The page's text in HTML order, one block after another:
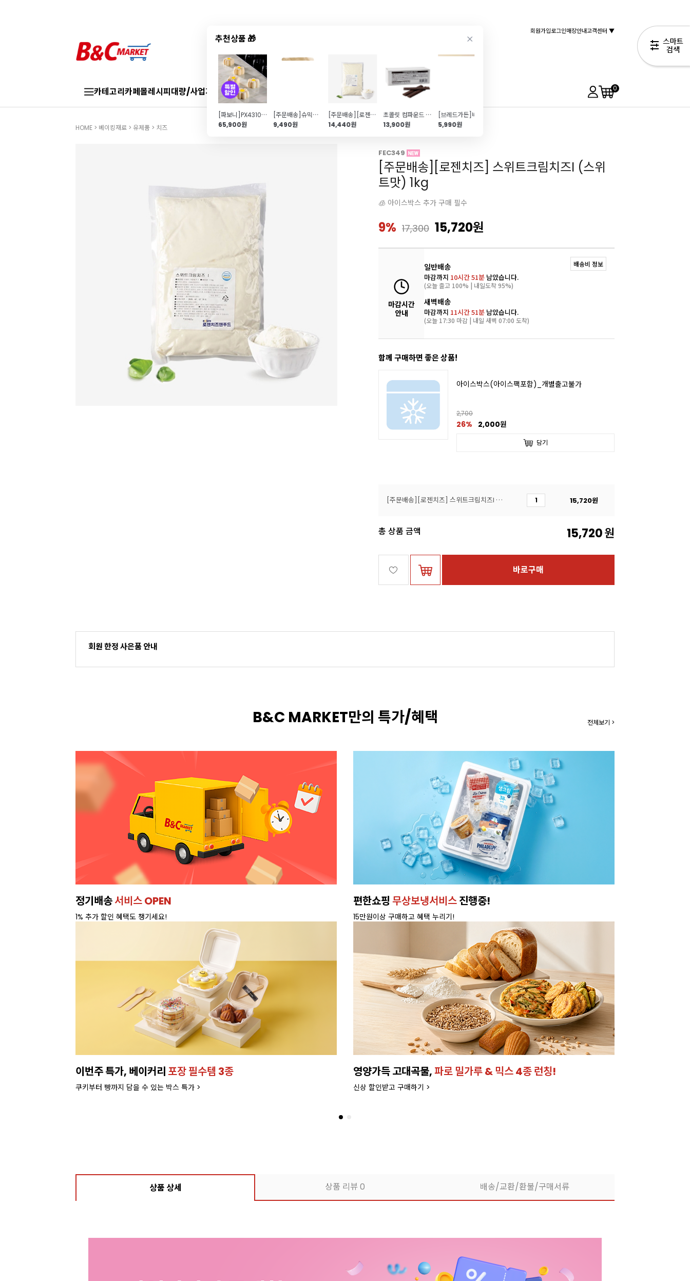
추천상품 🎁
[파보니]PX43101 Margherita 30구(데이지\/20ml\/40×20 h)
65,900원
[주문배송]슈믹스(500g)
9,490원
[주문배송][로젠치즈] 스위트크림치즈 (플레인맛) 1kg
14,440원
초콜릿 컴파운드 스틱 (1kg\/바통브랑제\/카카오 함량 12%)
13,900원
5,990원
회원가입로그인매장안내고객센터 ▼
카테고리카페몰레시피대량/사업자 브랜드샵신상품 0
HOME > 베이킹재료 > 유제품 > 치즈
FEC349
[주문배송][로젠치즈] 스위트크림치즈I (스위
트맛) 1kg
🧊 아이스박스 추가 구매 필수
9% 17,300 15,720원
마감시간
안내
일반배송
마감까지 10시간 51분 남았습니다.
(오늘 출고 100% | 내일도착 95%)
새벽배송
마감까지 11시간 51분 남았습니다.
(오늘 17:30 마감 | 내일 새벽 07:00 도착)
배송비 정보
함께 구매하면 좋은 상품!
아이스박스(아이스팩포함)_개별출고불가
2,700
26% 2,000원
담기
[주문배송][로젠치즈] 스위트크림치즈I (스위트맛) 1kg 15,720원
총 상품 금액 15,720원
바로구매
회원 한정 사은품 안내
B&C MARKET만의 특가/혜택 전체보기 >
이번주 특가, 유지방 35%
온라인 특가로 구매하러 가기 >
새벽배송으로,빠르게 받아보세요.
배달 가능 지역 확인하기>
잘되는 카페의 선택!인기 음료 파우더
라떼부터 스무디까지! 한번에 모아서 보러가기>
버터로 만든프리미엄 케이크 시트
더 좋은 품질과 맛으로 업그레드 되었어요!
상품 상세 상품 리뷰0 배송/교환/환불/구매서류